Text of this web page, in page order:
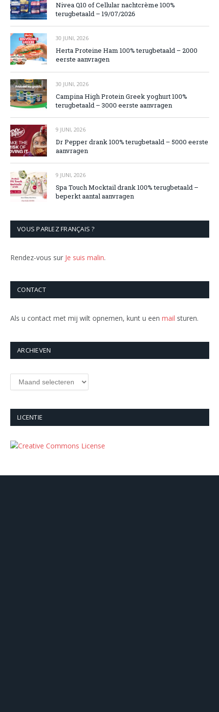
Nivea Q10 of Cellular nachtcrème 100%
terugbetaald – 19/07/2026
30 JUNI, 2026
Herta Proteine Ham 100% terugbetaald – 2000
eerste aanvragen
30 JUNI, 2026
Campina High Protein Greek yoghurt 100%
terugbetaald – 3000 eerste aanvragen
9 JUNI, 2026
Dr Pepper drank 100% terugbetaald – 5000 eerste
aanvragen
9 JUNI, 2026
Spa Touch Mocktail drank 100% terugbetaald –
beperkt aantal aanvragen
VOUS PARLEZ FRANÇAIS ?
Rendez-vous sur Je suis malin.
CONTACT
Als u contact met mij wilt opnemen, kunt u een mail sturen.
ARCHIEVEN
Archieven
LICENTIE